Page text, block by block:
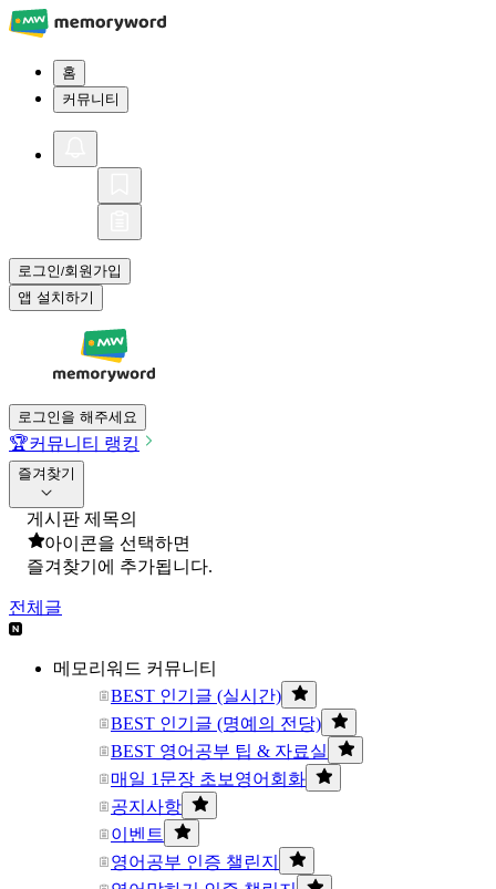
홈
커뮤니티
로그인/회원가입
앱 설치하기
로그인을 해주세요
🏆커뮤니티 랭킹
즐겨찾기
게시판 제목의
아이콘을 선택하면
즐겨찾기에 추가됩니다.
전체글
메모리워드 커뮤니티
BEST 인기글 (실시간)
BEST 인기글 (명예의 전당)
BEST 영어공부 팁 & 자료실
매일 1문장 초보영어회화
공지사항
이벤트
영어공부 인증 챌린지